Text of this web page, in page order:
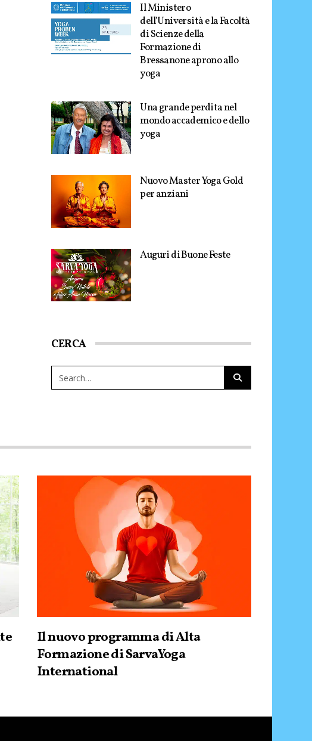
Il Ministero
dell’Università e la Facoltà
di Scienze della
Formazione di
Bressanone aprono allo
yoga
Una grande perdita nel
mondo accademico e dello
yoga
Nuovo Master Yoga Gold
per anziani
Auguri di Buone Feste
CERCA
Il nuovo programma di Alta
Formazione di SarvaYoga
International